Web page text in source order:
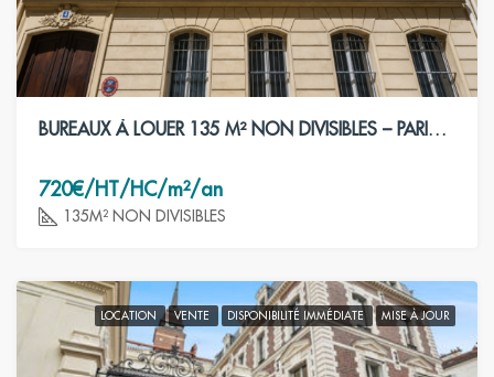
BUREAUX À LOUER 135 M² NON DIVISIBLES – PARIS 8ÈME
720€/HT/HC/m²/an
135M² NON DIVISIBLES
LOCATION VENTE DISPONIBILITÉ IMMÉDIATE MISE À JOUR